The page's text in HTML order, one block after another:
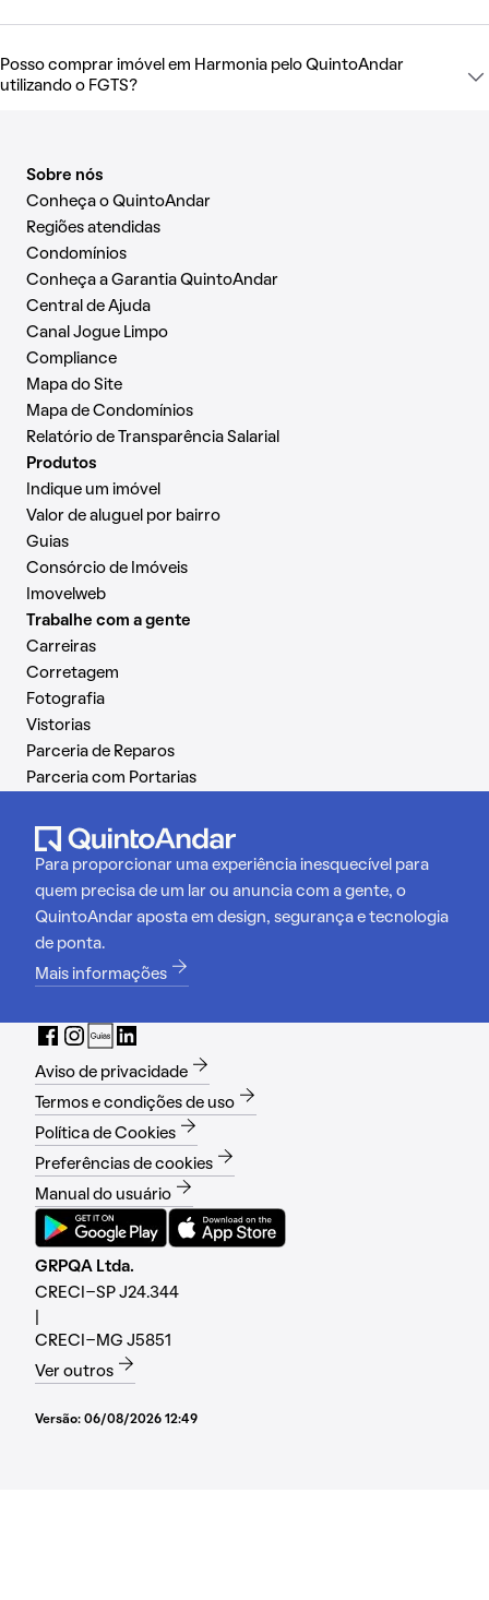
Posso comprar imóvel em Harmonia pelo QuintoAndar
utilizando o FGTS?
Sobre nós
Conheça o QuintoAndar
Regiões atendidas
Condomínios
Conheça a Garantia QuintoAndar
Central de Ajuda
Canal Jogue Limpo
Compliance
Mapa do Site
Mapa de Condomínios
Relatório de Transparência Salarial
Produtos
Indique um imóvel
Valor de aluguel por bairro
Guias
Consórcio de Imóveis
Imovelweb
Trabalhe com a gente
Carreiras
Corretagem
Fotografia
Vistorias
Parceria de Reparos
Parceria com Portarias
Para proporcionar uma experiência inesquecível para
quem precisa de um lar ou anuncia com a gente, o
QuintoAndar aposta em design, segurança e tecnologia
de ponta.
Mais informações
Aviso de privacidade
Termos e condições de uso
Política de Cookies
Preferências de cookies
Manual do usuário
GRPQA Ltda.
CRECI-SP J24.344
CRECI-MG J5851
Ver outros
Versão: 06/08/2026 12:49